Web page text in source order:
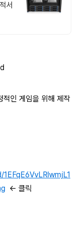
서
적인 게임을 위해 제작
<- 클릭